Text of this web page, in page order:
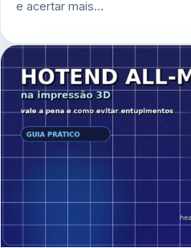
e acertar mais…